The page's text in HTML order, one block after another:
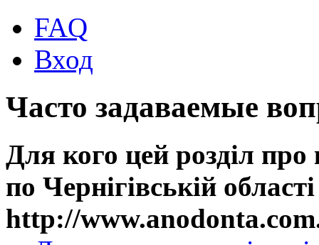
FAQ
Вход
Часто задаваемые
Для кого цей розділ
по Чернігівській
http://